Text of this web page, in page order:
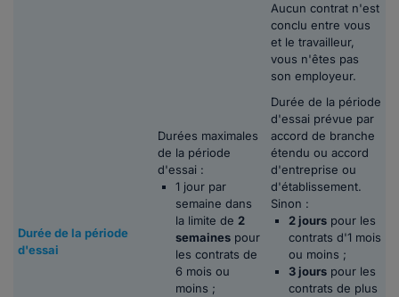
Aucun contrat n'est
conclu entre vous
et le travailleur,
vous n'êtes pas
son employeur.
Durée de la période
d'essai
Durées maximales
de la période
d'essai :
1 jour par
semaine dans
la limite de 2
semaines pour
les contrats de
6 mois ou
moins ;
Durée de la période
d'essai prévue par
accord de branche
étendu ou accord
d'entreprise ou
d'établissement.
Sinon :
2 jours pour les
contrats d'1 mois
ou moins ;
3 jours pour les
contrats de plus